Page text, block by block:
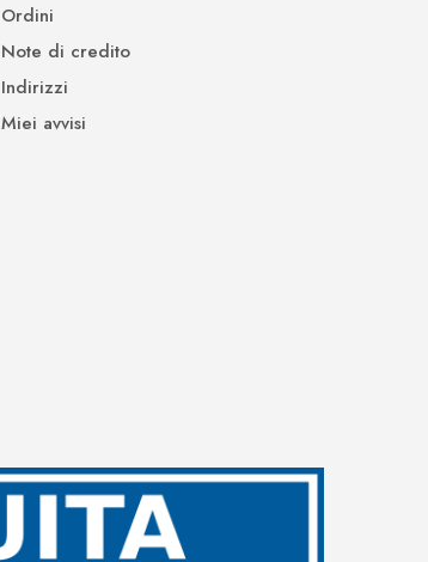
Ordini
Note di credito
Indirizzi
Miei avvisi